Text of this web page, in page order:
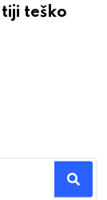
teško